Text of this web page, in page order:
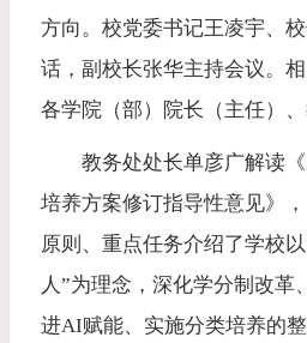
方向。校党委书记王凌宇、
话，副校长张华主持会议。
各学院（部）院长（主任）、
教务处处长单彦广解读
培养方案修订指导性意见》
原则、重点任务介绍了学校
人”为理念，深化学分制改革
进AI赋能、实施分类培养的